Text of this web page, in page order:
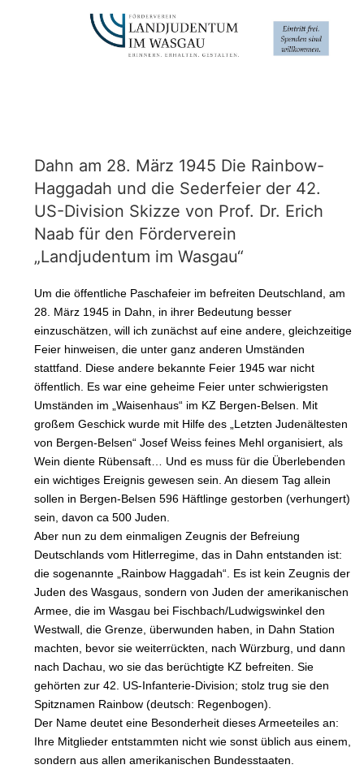
Dahn am 28. März 1945 Die Rainbow-
Haggadah und die Sederfeier der 42.
US-Division Skizze von Prof. Dr. Erich
Naab für den Förderverein
„Landjudentum im Wasgau“
Um die öffentliche Paschafeier im befreiten Deutschland, am
28. März 1945 in Dahn, in ihrer Bedeutung besser
einzuschätzen, will ich zunächst auf eine andere, gleichzeitige
Feier hinweisen, die unter ganz anderen Umständen
stattfand. Diese andere bekannte Feier 1945 war nicht
öffentlich. Es war eine geheime Feier unter schwierigsten
Umständen im „Waisenhaus“ im KZ Bergen-Belsen. Mit
großem Geschick wurde mit Hilfe des „Letzten Judenältesten
von Bergen-Belsen“ Josef Weiss feines Mehl organisiert, als
Wein diente Rübensaft… Und es muss für die Überlebenden
ein wichtiges Ereignis gewesen sein. An diesem Tag allein
sollen in Bergen-Belsen 596 Häftlinge gestorben (verhungert)
sein, davon ca 500 Juden.
Aber nun zu dem einmaligen Zeugnis der Befreiung
Deutschlands vom Hitlerregime, das in Dahn entstanden ist:
die sogenannte „Rainbow Haggadah“. Es ist kein Zeugnis der
Juden des Wasgaus, sondern von Juden der amerikanischen
Armee, die im Wasgau bei Fischbach/Ludwigswinkel den
Westwall, die Grenze, überwunden haben, in Dahn Station
machten, bevor sie weiterrückten, nach Würzburg, und dann
nach Dachau, wo sie das berüchtigte KZ befreiten. Sie
gehörten zur 42. US-Infanterie-Division; stolz trug sie den
Spitznamen Rainbow (deutsch: Regenbogen).
Der Name deutet eine Besonderheit dieses Armeeteiles an:
Ihre Mitglieder entstammten nicht wie sonst üblich aus einem,
sondern aus allen amerikanischen Bundesstaaten.